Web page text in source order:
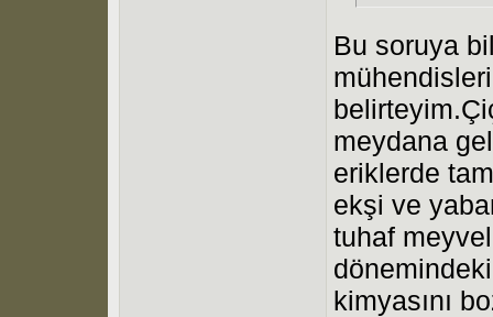
Bu soruya
meydana
eriklerde
ekşi ve
tuhaf
kimyasını